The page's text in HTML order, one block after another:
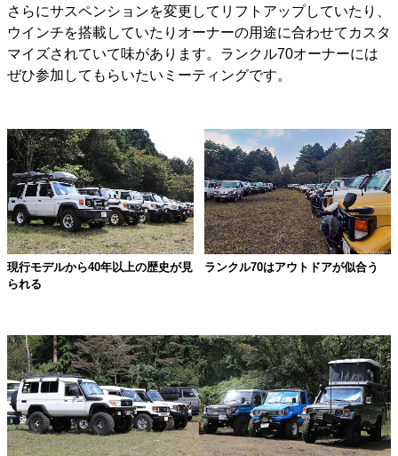
さらにサスペンションを変更してリフトアップしていたり、
ウインチを搭載していたりオーナーの用途に合わせてカスタ
マイズされていて味があります。ランクル70オーナーには
ぜひ参加してもらいたいミーティングです。
現行モデルから40年以上の歴史が見
られる
ランクル70はアウトドアが似合う